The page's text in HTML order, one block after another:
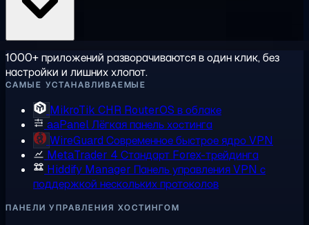
1000+ приложений разворачиваются в один клик, без
настройки и лишних хлопот.
САМЫЕ УСТАНАВЛИВАЕМЫЕ
MikroTik CHR RouterOS в облаке
aaPanelЛёгкая панель хостинга
WireGuard Современное быстрое ядро VPN
MetaTrader 4 Стандарт Forex-трейдинга
Hiddify Manager Панель управления VPN с
поддержкой нескольких протоколов
ПАНЕЛИ УПРАВЛЕНИЯ ХОСТИНГОМ